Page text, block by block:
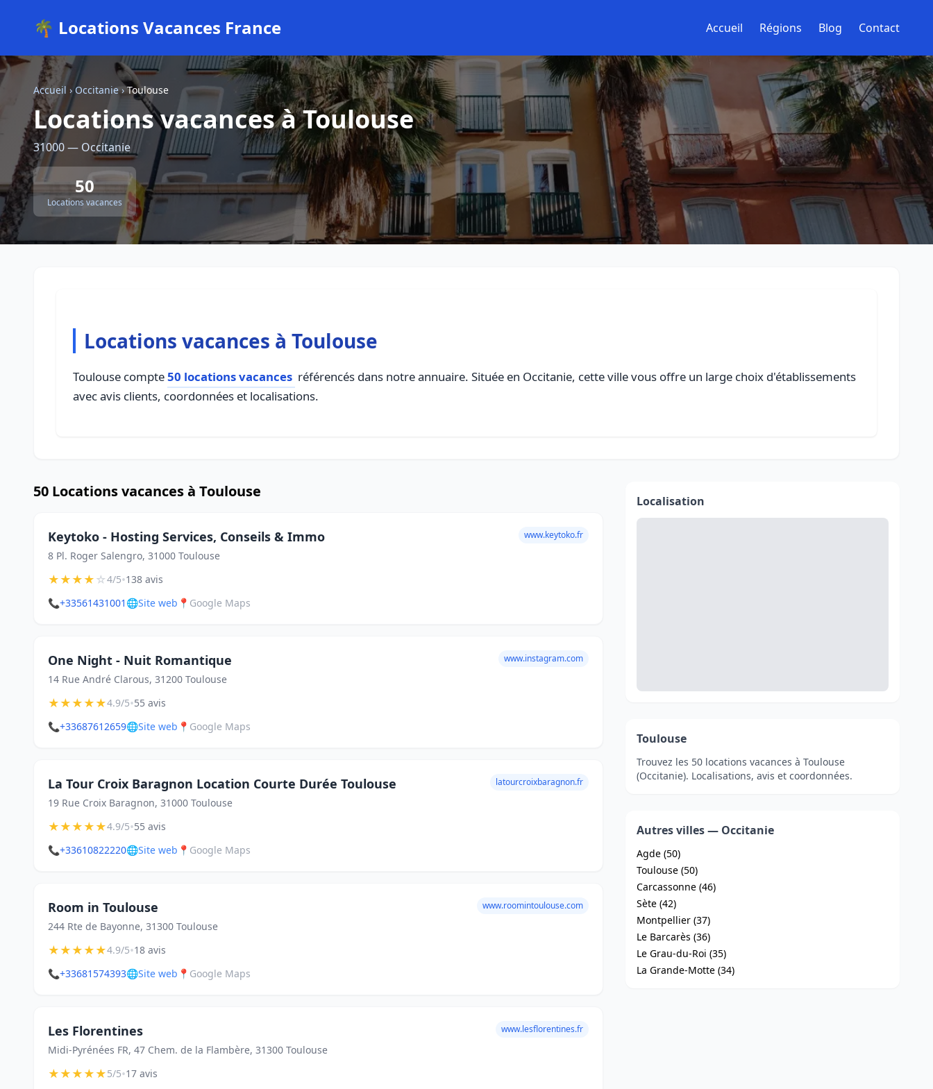
🌴 Locations Vacances France Accueil Régions Blog Contact
Accueil › Occitanie›Toulouse
Locations vacances à Toulouse
31000 — Occitanie
50
Locations vacances
Locations vacances à Toulouse
Toulouse compte50 locations vacances référencés dans notre annuaire. Située en Occitanie, cette ville vous offre un large choix d'établissements
avec avis clients, coordonnées et localisations.
50 Locations vacances à Toulouse
Keytoko - Hosting Services, Conseils & Immo
8 Pl. Roger Salengro, 31000 Toulouse
www.keytoko.fr
★★★★☆4/5•138 avis
📞+33561431001 🌐Site web 📍 Google Maps
One Night - Nuit Romantique
14 Rue André Clarous, 31200 Toulouse
www.instagram.com
★★★★★4.9/5•55 avis
📞+33687612659🌐Site web 📍 Google Maps
La Tour Croix Baragnon Location Courte Durée Toulouse
19 Rue Croix Baragnon, 31000 Toulouse
latourcroixbaragnon.fr
★★★★★4.9/5•55 avis
📞+33610822220🌐Site web 📍 Google Maps
Room in Toulouse
244 Rte de Bayonne, 31300 Toulouse
www.roomintoulouse.com
★★★★★4.9/5•18 avis
📞+33681574393🌐Site web 📍 Google Maps
Les Florentines
Midi-Pyrénées FR, 47 Chem. de la Flambère, 31300 Toulouse
www.lesflorentines.fr
★★★★★5/5•17 avis
Localisation
Toulouse
Trouvez les 50 locations vacances à Toulouse
(Occitanie). Localisations, avis et coordonnées.
Autres villes — Occitanie
Agde (50)
Toulouse (50)
Carcassonne (46)
Sète (42)
Montpellier (37)
Le Barcarès (36)
Le Grau-du-Roi (35)
La Grande-Motte (34)